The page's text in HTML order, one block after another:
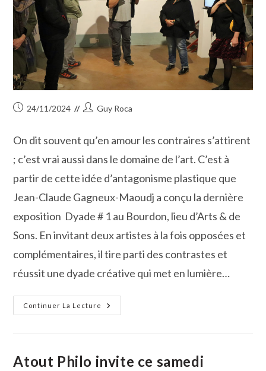
Publication
24/11/2024
Auteur/autrice
publication :
Guy Roca
On dit souvent qu’en amour les contraires s’attirent
; c’est vrai aussi dans le domaine de l’art. C’est à
partir de cette idée d’antagonisme plastique que
Jean-Claude Gagneux-Maoudj a conçu la dernière
exposition Dyade # 1 au Bourdon, lieu d’Arts & de
Sons. En invitant deux artistes à la fois opposées et
complémentaires, il tire parti des contrastes et
réussit une dyade créative qui met en lumière…
Continuer La Lecture
Une
Exposition
Rapprocher
Deux
Atout Philo invite ce samedi